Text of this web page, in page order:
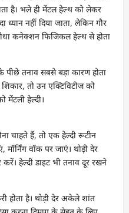
है। भले ही मेंटल हेल्थ को लेकर
ध्यान नहीं दिया जाता, लेकिन गौर
कनेक्शन फिजिकल हेल्थ से होता
के पीछे तनाव सबसे बड़ा कारण होता
तो उन एक्टिविटीज को
हेल्दी।
चाहते हैं, तो एक हेल्दी रूटीन
वॉक पर जाएं। थोड़ी देर
हेल्दी डाइट भी तनाव दूर रखने
होता है। थोड़ी देर अकेले शांत